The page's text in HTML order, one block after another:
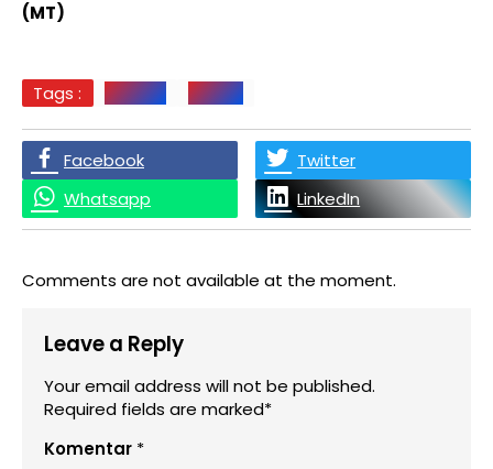
(MT)
Tags : Asahan PIRNAS
Facebook
Twitter
Whatsapp
LinkedIn
Comments are not available at the moment.
Leave a Reply
Your email address will not be published.
Required fields are marked*
Komentar *